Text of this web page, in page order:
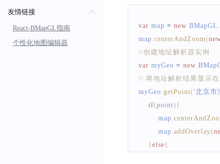
友情链接
React-BMapGL指南
个性化地图编辑器
var map = new BMapGL
map centerAndZoom(
//创建地址解析器实例
var myGeo = new
// 将地址解析结果显示
myGeo getPoint('北京市
if(point) {
        map
        map
addOverlay(
}else{